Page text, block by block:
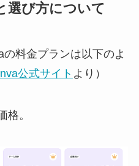
選び方について
料金プランは以下のよ
公式サイト より）
格。